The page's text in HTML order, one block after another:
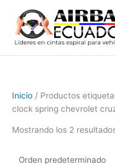
contenido
Inicio / Productos
clock spring chevrolet
Mostrando los 2